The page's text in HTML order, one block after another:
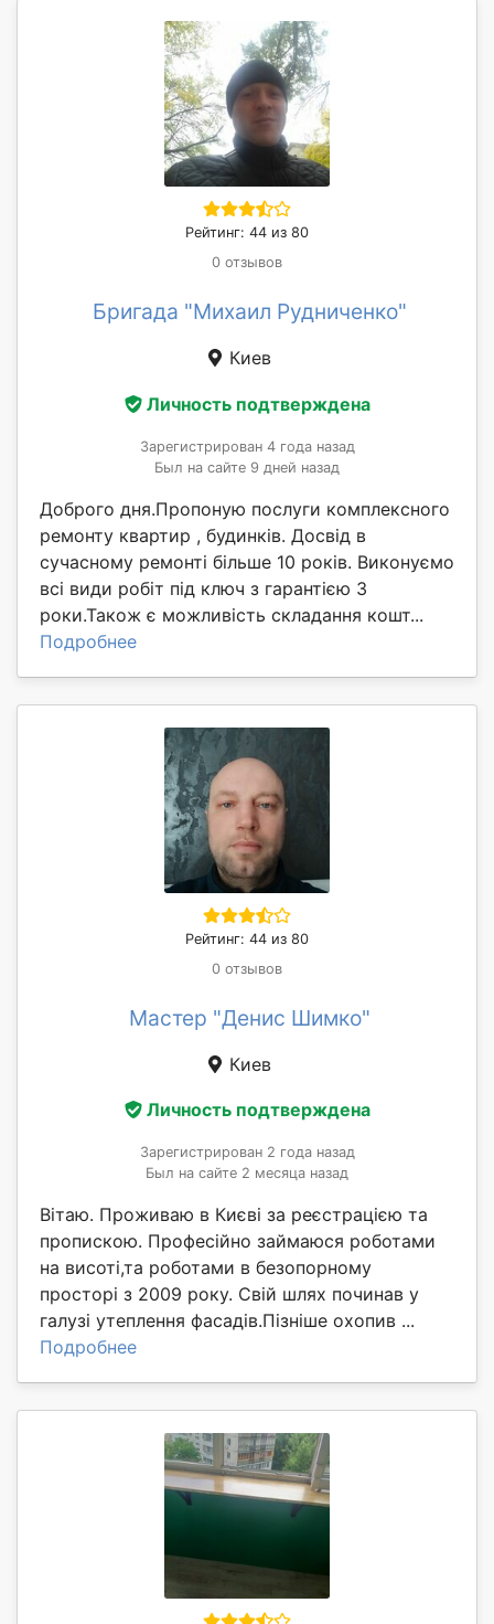
Рейтинг: 44 из 80
0 отзывов
Бригада "Михаил Рудниченко"
Киев
Личность подтверждена
Зарегистрирован 4 года назад
Был на сайте 9 дней назад
Доброго дня.Пропоную послуги комплексного
ремонту квартир , будинків. Досвід в
сучасному ремонті більше 10 років. Виконуємо
всі види робіт під ключ з гарантією 3
роки.Також є можливість складання кошт...
Подробнее
Рейтинг: 44 из 80
0 отзывов
Мастер "Денис Шимко"
Киев
Личность подтверждена
Зарегистрирован 2 года назад
Был на сайте 2 месяца назад
Вітаю. Проживаю в Києві за реєстрацією та
пропискою. Професійно займаюся роботами
на висоті,та роботами в безопорному
просторі з 2009 року. Свій шлях починав у
галузі утеплення фасадів.Пізніше охопив ...
Подробнее